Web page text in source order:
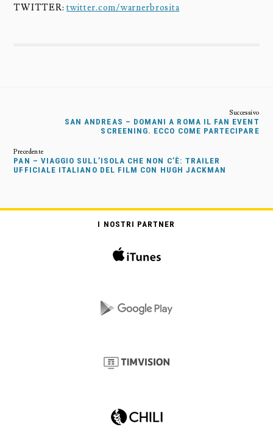
TWITTER:twitter.com/warnerbrosita
SAN ANDREAS – DOMANI A ROMA IL FAN EVENT
SCREENING. ECCO COME PARTECIPARE
PAN – VIAGGIO SULL’ISOLA CHE NON C’È: TRAILER
UFFICIALE ITALIANO DEL FILM CON HUGH JACKMAN
I NOSTRI PARTNER